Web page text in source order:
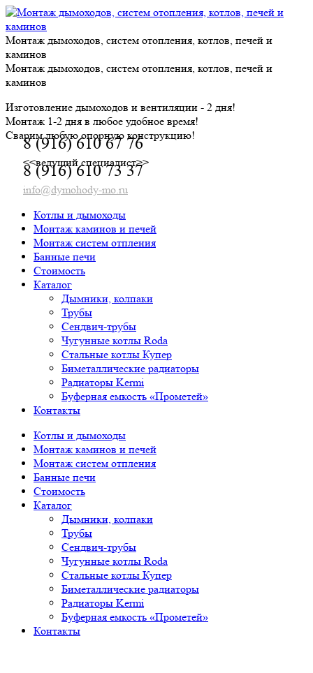
Skip
to
content
Монтаж дымоходов, систем отопления, котлов, печей и
каминов
Монтаж дымоходов, систем отопления, котлов, печей и
каминов
Изготовление дымоходов и вентиляции - 2 дня!
Монтаж 1-2 дня в любое удобное время!
Сварим любую опорную конструкцию!
8 (916) 610 67 76
<<ведущий специалист>>
8 (916) 610 73 37
info@dymohody-mo.ru
Котлы и дымоходы
Монтаж каминов и печей
Монтаж систем отпления
Банные печи
Стоимость
Каталог
Дымники, колпаки
Трубы
Сендвич-трубы
Чугунные котлы Roda
Стальные котлы Купер
Биметаллические радиаторы
Радиаторы Kermi
Буферная емкость «Прометей»
Контакты
Котлы и дымоходы
Монтаж каминов и печей
Монтаж систем отпления
Банные печи
Стоимость
Каталог
Дымники, колпаки
Трубы
Сендвич-трубы
Чугунные котлы Roda
Стальные котлы Купер
Биметаллические радиаторы
Радиаторы Kermi
Буферная емкость «Прометей»
Контакты